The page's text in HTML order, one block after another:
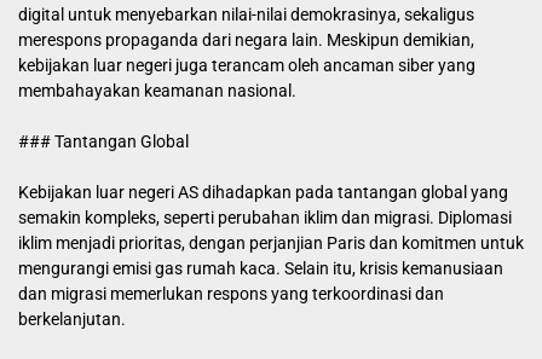
digital untuk menyebarkan nilai-nilai demokrasinya, sekaligus
merespons propaganda dari negara lain. Meskipun demikian,
kebijakan luar negeri juga terancam oleh ancaman siber yang
membahayakan keamanan nasional.
### Tantangan Global
Kebijakan luar negeri AS dihadapkan pada tantangan global yang
semakin kompleks, seperti perubahan iklim dan migrasi. Diplomasi
iklim menjadi prioritas, dengan perjanjian Paris dan komitmen untuk
mengurangi emisi gas rumah kaca. Selain itu, krisis kemanusiaan
dan migrasi memerlukan respons yang terkoordinasi dan
berkelanjutan.